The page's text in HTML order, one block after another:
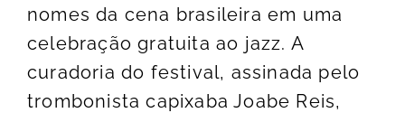
nomes da cena brasileira em uma
celebração gratuita ao jazz. A
curadoria do festival, assinada pelo
trombonista capixaba Joabe Reis,